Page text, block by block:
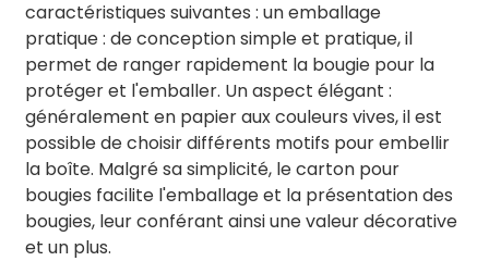
caractéristiques suivantes : un emballage
pratique : de conception simple et pratique, il
permet de ranger rapidement la bougie pour la
protéger et l'emballer. Un aspect élégant :
généralement en papier aux couleurs vives, il est
possible de choisir différents motifs pour embellir
la boîte. Malgré sa simplicité, le carton pour
bougies facilite l'emballage et la présentation des
bougies, leur conférant ainsi une valeur décorative
et un plus.